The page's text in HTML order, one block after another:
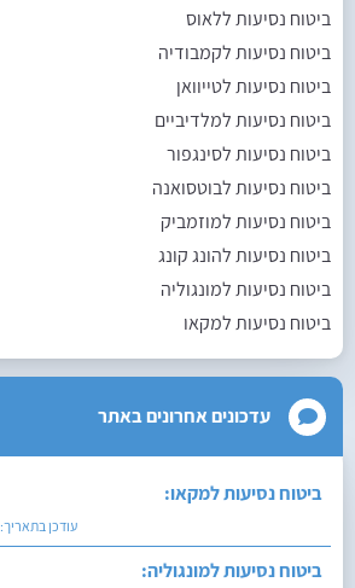
ביטוח נסיעות ללאוס
ביטוח נסיעות לקמבודיה
ביטוח נסיעות לטייוואן
ביטוח נסיעות למלדיביים
ביטוח נסיעות לסינגפור
ביטוח נסיעות לבוטסואנה
ביטוח נסיעות למוזמביק
ביטוח נסיעות להונג קונג
ביטוח נסיעות למונגוליה
ביטוח נסיעות למקאו
עדכונים אחרונים באתר
ביטוח נסיעות למקאו:
עודכן בתאריך:
ביטוח נסיעות למונגוליה: